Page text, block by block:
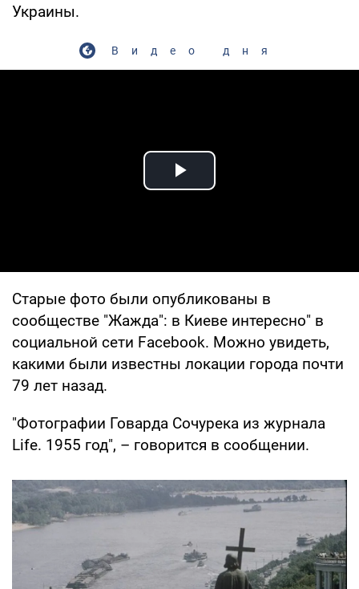
Украины.
Видео дня
Play Video
Старые фото были опубликованы в
сообществе "Жажда": в Киеве интересно" в
социальной сети Facebook. Можно увидеть,
какими были известны локации города почти
79 лет назад.
"Фотографии Говарда Сочурека из журнала
Life. 1955 год", – говорится в сообщении.